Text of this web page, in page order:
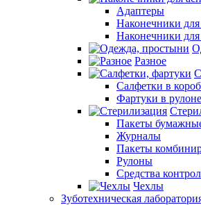
Адаптеры
Наконечники
Наконечники
Разное
Салфетки в
Фартуки в рулоне
Пакеты
Журналы
Пакеты
Рулоны
Средства
Чехлы
Зуботехническая